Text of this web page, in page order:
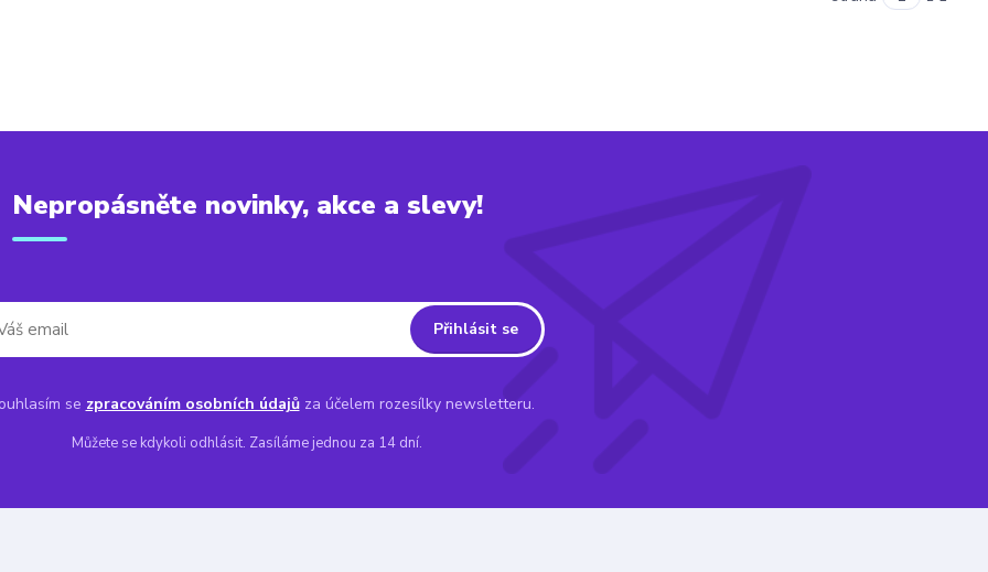
Nepropásněte novinky, akce a slevy!
Přihlásit se
se zpracováním osobních údajůza účelem rozesílky newsletteru.
Můžete se kdykoli odhlásit. Zasíláme jednou za 14 dní.